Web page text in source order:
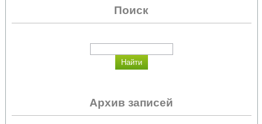
Поиск
Архив записей